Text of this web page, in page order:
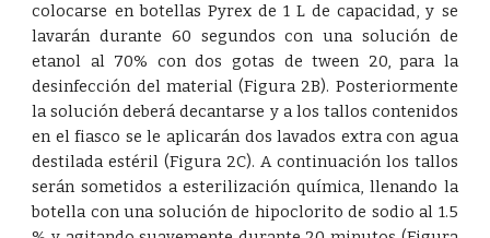
colocarse en botellas Pyrex de 1 L de capacidad, y se
lavarán durante 60 segundos con una solución de
etanol al 70% con dos gotas de tween 20, para la
desinfección del material (Figura2B). Posteriormente
la solución deberá decantarse y a los tallos contenidos
en el fiasco se le aplicarán dos lavados extra con agua
destilada estéril (Figura2C). A continuación los tallos
serán sometidos a esterilización química, llenando la
botella con una solución de hipoclorito de sodio al 1.5